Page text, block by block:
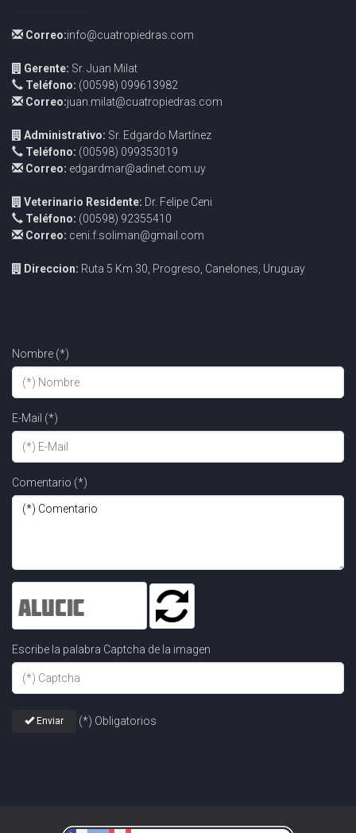
Correo:info@cuatropiedras.com
Gerente: Sr. Juan Milat
Teléfono: (00598) 099613982
Correo:juan.milat@cuatropiedras.com
Administrativo: Sr. Edgardo Martínez
Teléfono: (00598) 099353019
Correo: edgardmar@adinet.com.uy
Veterinario Residente: Dr. Felipe Ceni
Teléfono: (00598) 92355410
Correo: ceni.f.soliman@gmail.com
Direccion: Ruta 5 Km 30, Progreso, Canelones, Uruguay
Nombre (*)
E-Mail (*)
Comentario (*)
Escribe la palabra Captcha de la imagen
Enviar (*) Obligatorios